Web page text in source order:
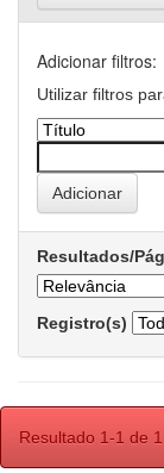
Adicionar filtros:
Utilizar filtros
Resultados/
Registro(s)
Resultado 1-1 de 1.